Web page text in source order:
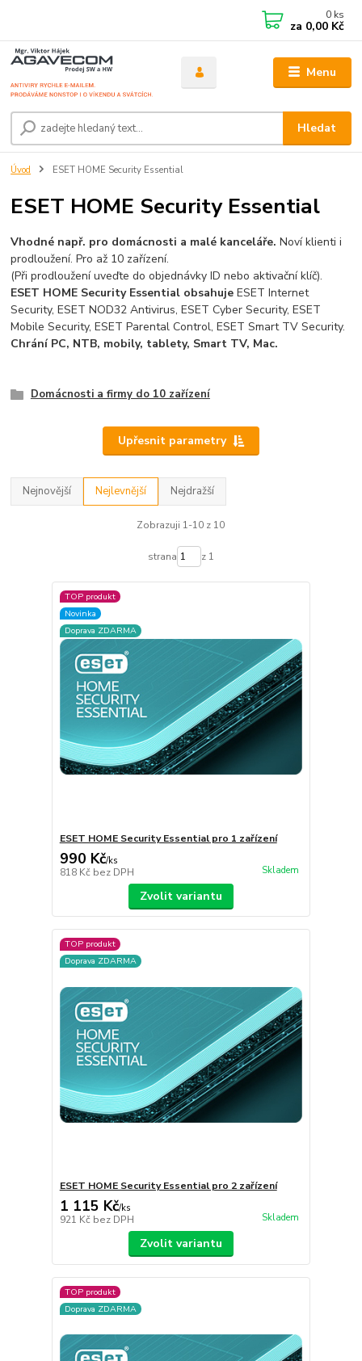
Menu
Hledat
0 ks
za 0,00 Kč
Úvod ESET HOME Security Essential
ESET HOME Security Essential
Vhodné např. pro domácnosti a malé kanceláře. Noví klienti i
prodloužení. Pro až 10 zařízení.
(Při prodloužení uveďte do objednávky ID nebo aktivační klíč).
ESET HOME Security Essential obsahuje ESET Internet
Security, ESET NOD32 Antivirus, ESET Cyber Security, ESET
Mobile Security, ESET Parental Control, ESET Smart TV Security.
Chrání PC, NTB, mobily, tablety, Smart TV, Mac.
Domácnosti a firmy do 10 zařízení
Upřesnit parametry
Nejnovější Nejlevnější Nejdražší
Zobrazuji 1-10 z 10
strana z 1
TOP produkt
Novinka
Doprava ZDARMA
ESET HOME Security Essential pro 1 zařízení
990 Kč/ks
818 Kč bez DPH Skladem
Zvolit variantu
TOP produkt
Doprava ZDARMA
ESET HOME Security Essential pro 2 zařízení
1 115 Kč/ks
921 Kč bez DPH Skladem
Zvolit variantu
TOP produkt
Doprava ZDARMA